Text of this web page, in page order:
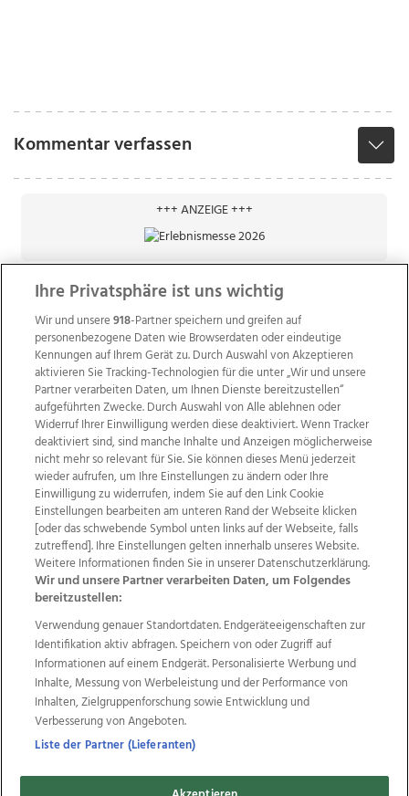
Kommentar verfassen
+++ ANZEIGE +++
Wir über uns Mediadaten Kontakt
Jobs
Datenschutz
Impressum
AGB Anzeigekunden
AGB Website
Ehrenkodex Politische Werbung
Weitere Angebote des Medienhauses Wimmer
TV1 di-mog-i.at OÖNow
Ischler Woche
Life Radio
OÖNachrichten
OÖN Immobilien
OÖN Karriere
OÖN Reise
Promenaden Galerien
Regionaljobs
wasistlos.at wirtrauern.at
Ihre Privatsphäre ist uns wichtig
Wir und unsere918-Partner speichern und greifen auf
personenbezogene Daten wie Browserdaten oder eindeutige
Kennungen auf Ihrem Gerät zu. Durch Auswahl von Akzeptieren
aktivieren Sie Tracking-Technologien für die unter „Wir und unsere
Partner verarbeiten Daten, um Ihnen Dienste bereitzustellen“
aufgeführten Zwecke. Durch Auswahl von Alle ablehnen oder
Widerruf Ihrer Einwilligung werden diese deaktiviert. Wenn Tracker
deaktiviert sind, sind manche Inhalte und Anzeigen möglicherweise
nicht mehr so relevant für Sie. Sie können dieses Menü jederzeit
wieder aufrufen, um Ihre Einstellungen zu ändern oder Ihre
Einwilligung zu widerrufen, indem Sie auf den Link Cookie
Einstellungen bearbeiten am unteren Rand der Webseite klicken
[oder das schwebende Symbol unten links auf der Webseite, falls
zutreffend]. Ihre Einstellungen gelten innerhalb unseres Website.
Weitere Informationen finden Sie in unserer Datenschutzerklärung.
Wir und unsere Partner verarbeiten Daten, um Folgendes
bereitzustellen:
Verwendung genauer Standortdaten. Endgeräteeigenschaften zur
Identifikation aktiv abfragen. Speichern von oder Zugriff auf
Informationen auf einem Endgerät. Personalisierte Werbung und
Inhalte, Messung von Werbeleistung und der Performance von
Inhalten, Zielgruppenforschung sowie Entwicklung und
Verbesserung von Angeboten.
Liste der Partner (Lieferanten)